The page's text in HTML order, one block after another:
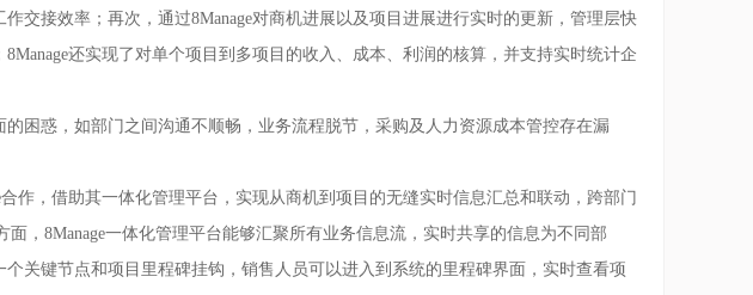
交接效率；再次，通过8Manage对商机进展以及项目进展进行实时的更新，管理层快
还实现了对单个项目到多项目的收入、成本、利润的核算，并支持实时统计企
困惑，如部门之间沟通不顺畅，业务流程脱节，采购及人力资源成本管控存在漏
作，借助其一体化管理平台，实现从商机到项目的无缝实时信息汇总和联动，跨部门
，8Manage一体化管理平台能够汇聚所有业务信息流，实时共享的信息为不同部
关键节点和项目里程碑挂钩，销售人员可以进入到系统的里程碑界面，实时查看项